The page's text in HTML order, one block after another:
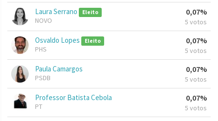
Laura Serrano Eleito
NOVO
0,07%
5 votos
Osvaldo Lopes Eleito
PHS
0,07%
5 votos
Paula Camargos
PSDB
0,07%
5 votos
Professor Batista Cebola
PT
0,07%
5 votos